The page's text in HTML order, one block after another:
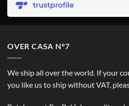
OVER CASA N°7
We ship all over the world. If your
you like us to ship without VAT,